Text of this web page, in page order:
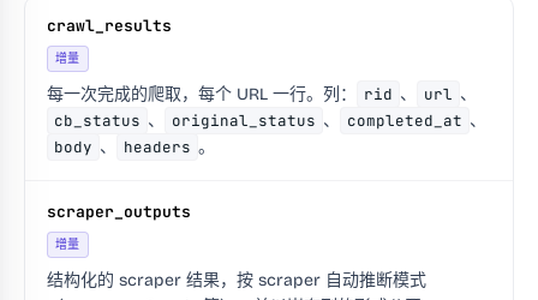
crawl_results
增量
每一次完成的爬取，每个 URL 一行。列： rid 、 url 、
cb_status 、 original_status 、 completed_at 、
body 、 headers 。
scraper_outputs
增量
结构化的 scraper 结果，按 scraper 自动推断模式